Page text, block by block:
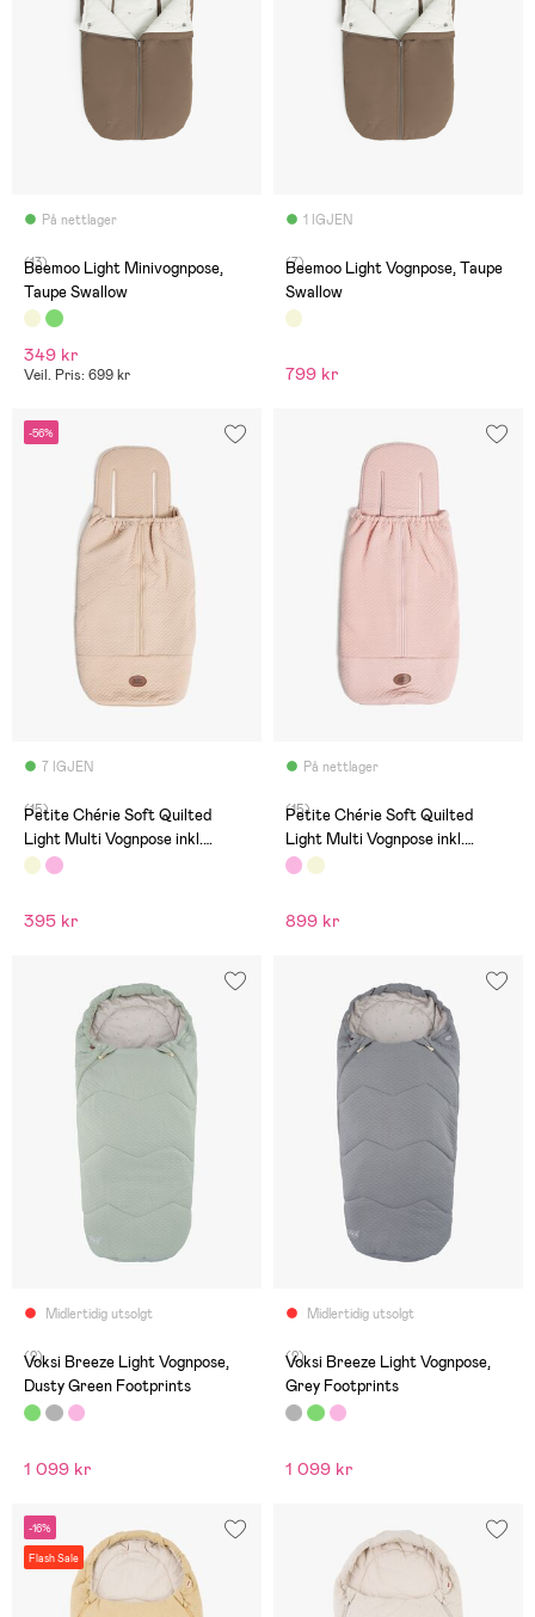
På nettlager
(13)
Beemoo Light Minivognpose,
Taupe Swallow
349 kr
Veil. Pris: 699 kr
1 IGJEN
(7)
Beemoo Light Vognpose, Taupe
Swallow
799 kr
-56%
7 IGJEN
(15)
Petite Chérie Soft Quilted
Light Multi Vognpose inkl.
Sittepute, Beige
395 kr
På nettlager
(15)
Petite Chérie Soft Quilted
Light Multi Vognpose inkl.
Sittepute, Pink
899 kr
Midlertidig utsolgt
(2)
Voksi Breeze Light Vognpose,
Dusty Green Footprints
1 099 kr
Midlertidig utsolgt
(2)
Voksi Breeze Light Vognpose,
Grey Footprints
1 099 kr
-16%
Flash Sale